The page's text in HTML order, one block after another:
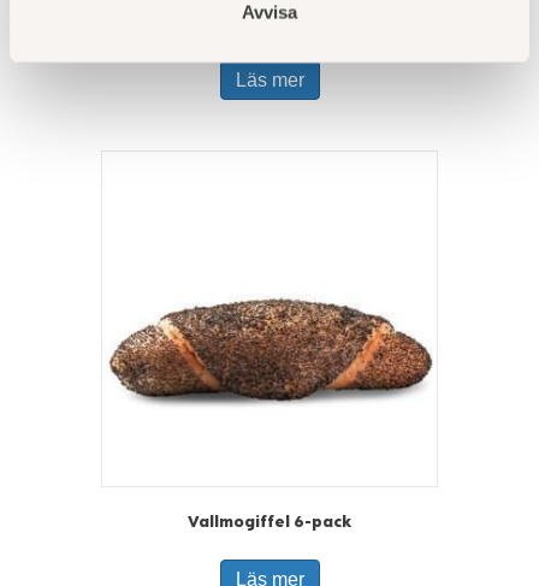
Avvisa
Vallmofranska skivad
Läs mer
Vallmogiffel 6-pack
Läs mer